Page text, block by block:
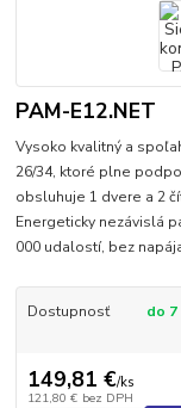
PAM-E12.NET
Vysoko kvalitný a
26/34, ktoré plne
obsluhuje 1 dvere a 2
Energeticky nezávislá
000 udalostí, bez
Dostupnosť do 7
149,81 €/ks
121,80 € bez DPH